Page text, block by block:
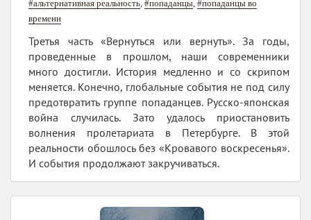
#альтернативная реальность #попаданцы #попаданцы во
времени
Третья часть «Вернуться или вернуть». За годы,
проведенные в прошлом, наши современники
много достигли. История медленно и со скрипом
меняется. Конечно, глобальные события не под силу
предотвратить группе попаданцев. Русско-японская
война случилась. Зато удалось приостановить
волнения пролетариата в Петербурге. В этой
реальности обошлось без «Кровавого воскресенья».
И события продолжают закручиваться.